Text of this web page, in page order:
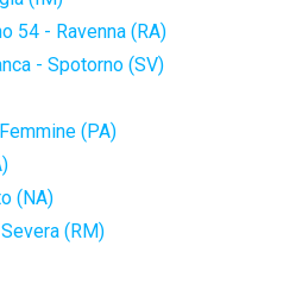
54 - Ravenna (RA)
- Spotorno (SV)
(PA)
(NA)
(RM)